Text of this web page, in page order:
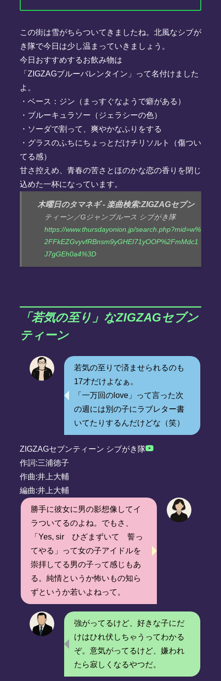
この街は雪がちらついてきましたね。北風なシブが
き隊で今日は少し温まっていきましょう。
今日おすすめするお飲み物は
「ZIGZAGブルーバレンタイン」って名付けました
よ。
・ベース：ジン（まっすぐなようで癖がある）
・ブルーキュラソー（ジェラシーの色）
・ソーダで割って、爽やかなふりをする
・グラスのふちにちょっとだけチリソルト（傷つい
てる感）
甘さ控えめ、青春の苦さとほのかな恋の香りを閉じ
込めた一杯になっています。
木曜日のタマネギ - 楽曲検索:ZIGZAGセブン
ティーン／Gジャンブルース シブがき隊
https://www.thursdayonion.jp/search.php?mid=w%
2FFkEZGvyvfRBnsm9yGHEI71yOOP%2FmMdc1
J7gGEh0a4%3D
「若気の至り」なZIGZAGセブン
ティーン
若気の至りで済ませられるのも
17才だけよなぁ。
「一万回のlove」って言った次
の週には別の子にラブレター書
いてたりするんだけどな（笑）
ZIGZAGセブンティーン シブがき隊
作詞:三浦徳子
作曲:井上大輔
編曲:井上大輔
勝手に彼女に男の影想像してイ
ラついてるのよね。でもさ、
「Yes, sir ひざまずいて 誓っ
てやる」って女の子アイドルを
崇拝してる男の子って感じもあ
る。純情というか怖いもの知ら
ずというか若いよねって。
強がってるけど、好きな子にだ
けはひれ伏しちゃうってわかる
ぞ。意気がってるけど、嫌われ
たら寂しくなるやつだ。